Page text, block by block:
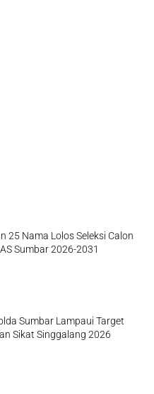
25 Nama Lolos Seleksi Calon
Sumbar 2026-2031
Sumbar Lampaui Target
Sikat Singgalang 2026